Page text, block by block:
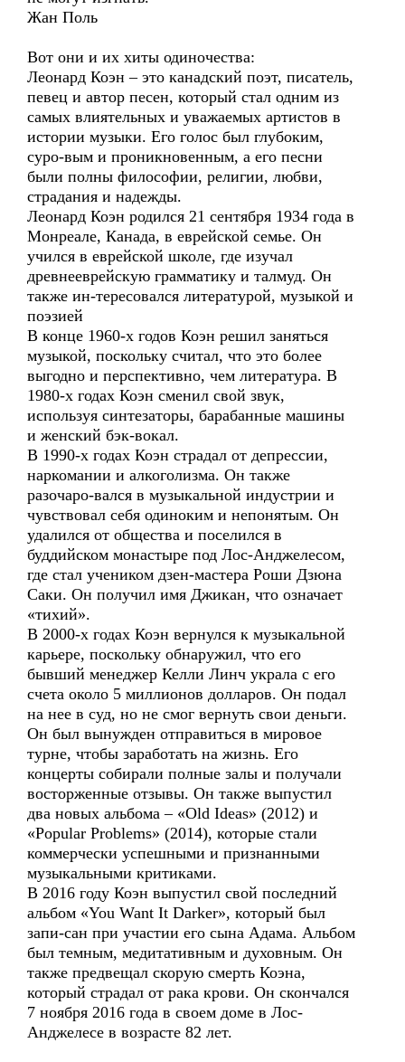
Жан Поль
Вот они и их хиты одиночества:
Леонард Коэн – это канадский поэт, писатель,
певец и автор песен, который стал одним из
самых влиятельных и уважаемых артистов в
истории музыки. Его голос был глубоким,
суро-вым и проникновенным, а его песни
были полны философии, религии, любви,
страдания и надежды.
Леонард Коэн родился 21 сентября 1934 года в
Монреале, Канада, в еврейской семье. Он
учился в еврейской школе, где изучал
древнееврейскую грамматику и талмуд. Он
также ин-тересовался литературой, музыкой и
поэзией
В конце 1960-х годов Коэн решил заняться
музыкой, поскольку считал, что это более
выгодно и перспективно, чем литература. В
1980-х годах Коэн сменил свой звук,
используя синтезаторы, барабанные машины
и женский бэк-вокал.
В 1990-х годах Коэн страдал от депрессии,
наркомании и алкоголизма. Он также
разочаро-вался в музыкальной индустрии и
чувствовал себя одиноким и непонятым. Он
удалился от общества и поселился в
буддийском монастыре под Лос-Анджелесом,
где стал учеником дзен-мастера Роши Дзюна
Саки. Он получил имя Джикан, что означает
«тихий».
В 2000-х годах Коэн вернулся к музыкальной
карьере, поскольку обнаружил, что его
бывший менеджер Келли Линч украла с его
счета около 5 миллионов долларов. Он подал
на нее в суд, но не смог вернуть свои деньги.
Он был вынужден отправиться в мировое
турне, чтобы заработать на жизнь. Его
концерты собирали полные залы и получали
восторженные отзывы. Он также выпустил
два новых альбома – «Old Ideas» (2012) и
«Popular Problems» (2014), которые стали
коммерчески успешными и признанными
музыкальными критиками.
В 2016 году Коэн выпустил свой последний
альбом «You Want It Darker», который был
запи-сан при участии его сына Адама. Альбом
был темным, медитативным и духовным. Он
также предвещал скорую смерть Коэна,
который страдал от рака крови. Он скончался
7 ноября 2016 года в своем доме в Лос-
Анджелесе в возрасте 82 лет.